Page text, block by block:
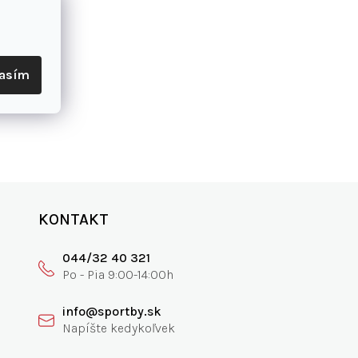
KONTAKT
044/32 40 321
info@sportby.sk